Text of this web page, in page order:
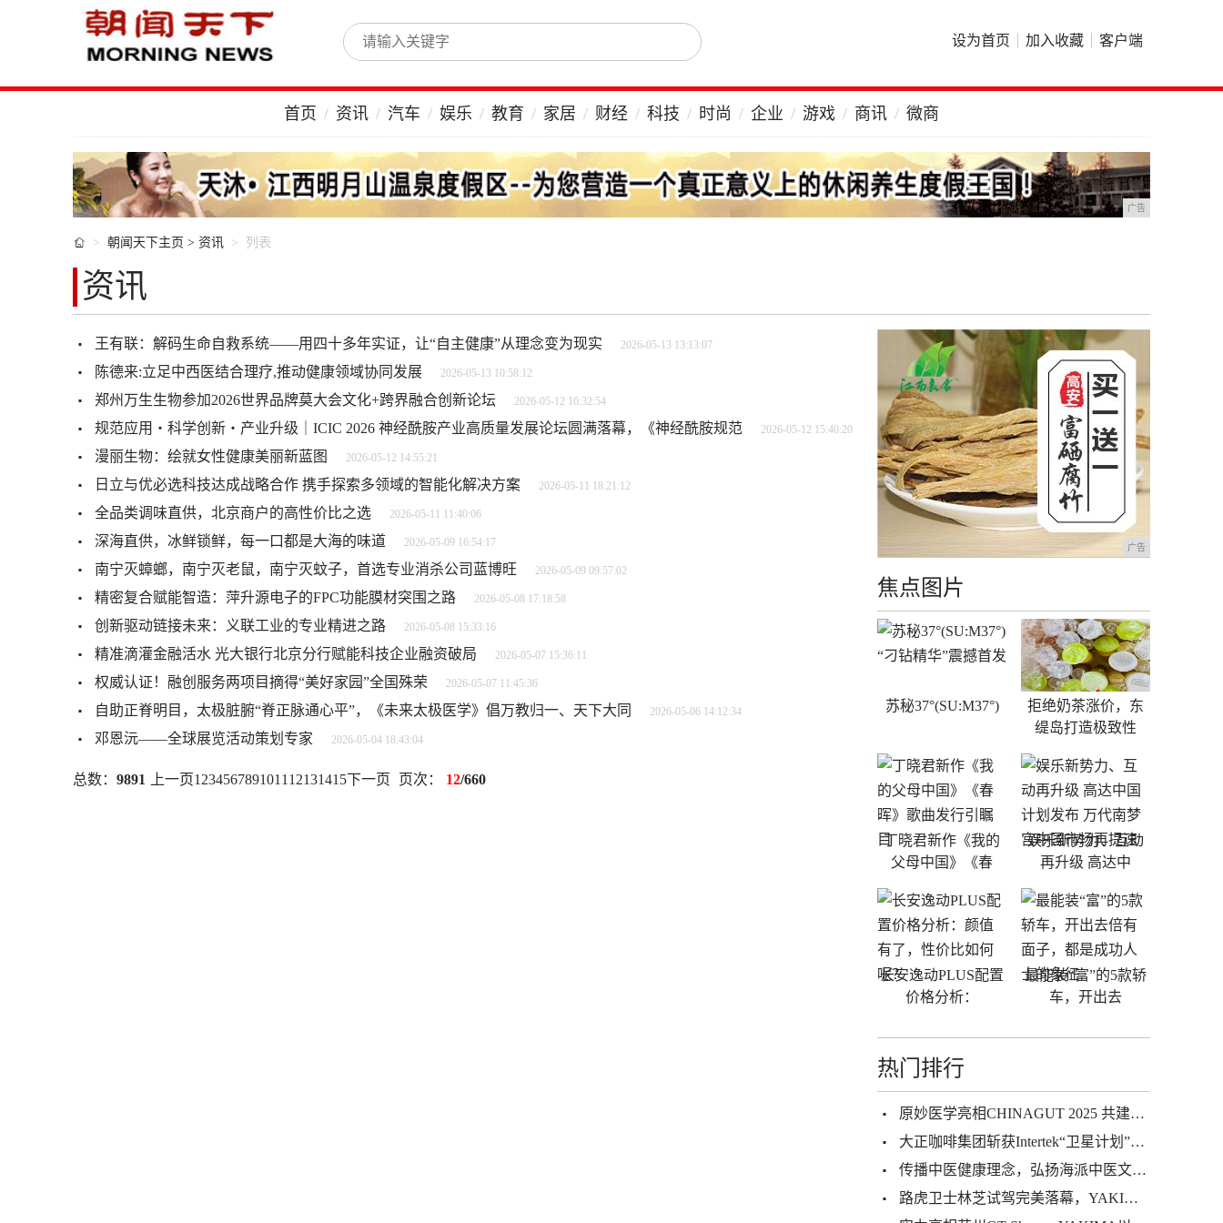
设为首页 加入收藏 客户端
首页 资讯 汽车 娱乐 教育 家居 财经 科技 时尚 企业 游戏 商讯 微商
广告
 朝闻天下主页 > 资讯 列表
资讯
王有联：解码生命自救系统——用四十多年实证，让“自主健康”从理念变为现实 2026-05-13 13:13:07
陈德来:立足中西医结合理疗,推动健康领域协同发展 2026-05-13 10:58:12
郑州万生生物参加2026世界品牌莫大会文化+跨界融合创新论坛 2026-05-12 16:32:54
规范应用・科学创新・产业升级｜ICIC 2026 神经酰胺产业高质量发展论坛圆满落幕，《神经酰胺规范 2026-05-12 15:40:20
漫丽生物：绘就女性健康美丽新蓝图 2026-05-12 14:55:21
日立与优必选科技达成战略合作 携手探索多领域的智能化解决方案 2026-05-11 18:21:12
全品类调味直供，北京商户的高性价比之选 2026-05-11 11:40:06
深海直供，冰鲜锁鲜，每一口都是大海的味道 2026-05-09 16:54:17
南宁灭蟑螂，南宁灭老鼠，南宁灭蚊子，首选专业消杀公司蓝博旺 2026-05-09 09:57:02
精密复合赋能智造：萍升源电子的FPC功能膜材突围之路 2026-05-08 17:18:58
创新驱动链接未来：义联工业的专业精进之路 2026-05-08 15:33:16
精准滴灌金融活水 光大银行北京分行赋能科技企业融资破局 2026-05-07 15:36:11
权威认证！融创服务两项目摘得“美好家园”全国殊荣 2026-05-07 11:45:36
自助正脊明目，太极脏腑“脊正脉通心平”，《未来太极医学》倡万教归一、天下大同 2026-05-06 14:12:34
邓恩沅——全球展览活动策划专家 2026-05-04 18:43:04
总数： 9891 上一页1 234567891011 12131415下一页 页次： 12/660
广告
焦点图片
苏秘37°(SU:M37°)
拒绝奶茶涨价，东
缇岛打造极致性
丁晓君新作《我的
父母中国》《春
娱乐新势力、互动
再升级 高达中
长安逸动PLUS配置
价格分析：
最能装“富”的5款轿
车，开出去
热门排行
原妙医学亮相CHINAGUT 2025 共建微生态样本库赋能健康产业升级
大正咖啡集团斩获Intertek“卫星计划”实验室资质 以严苛品控赋能全球化发展
传播中医健康理念，弘扬海派中医文化—2020海派中医砥砺前行
路虎卫士林芝试驾完美落幕，YAKIMA全程提供运载解决方案及技术